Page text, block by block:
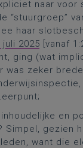
naar voor
“stuurgroep”
haar
juli 2025 [vanaf
ging (wat
was zeker
en
Simpel, gezien
want die